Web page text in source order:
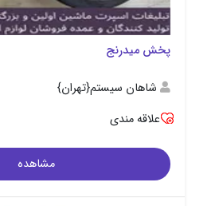
پخش میدرنج
شاهان سیستم{تهران}
علاقه مندی
مشاهده